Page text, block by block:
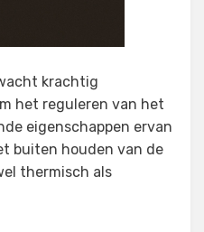
krachtig
het reguleren van het
eigenschappen ervan
buiten houden van de
thermisch als